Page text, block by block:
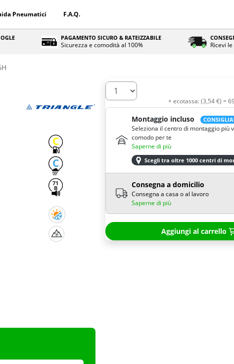
Pneumatici F.A.Q.
PAGAMENTO SICURO & RATEIZZABILE
Sicurezza e comodità al 100% Ricevi
C
C
71
B
Quantità
+ ecotassa: (3,54€) =
Montaggio incluso
Seleziona il centro di montaggio più
comodo per te
Saperne di più
Scegli tra oltre 1000 centri di
Consegna a domicilio
Consegna a casa o al lavoro
Saperne di più
Aggiungi al carrello